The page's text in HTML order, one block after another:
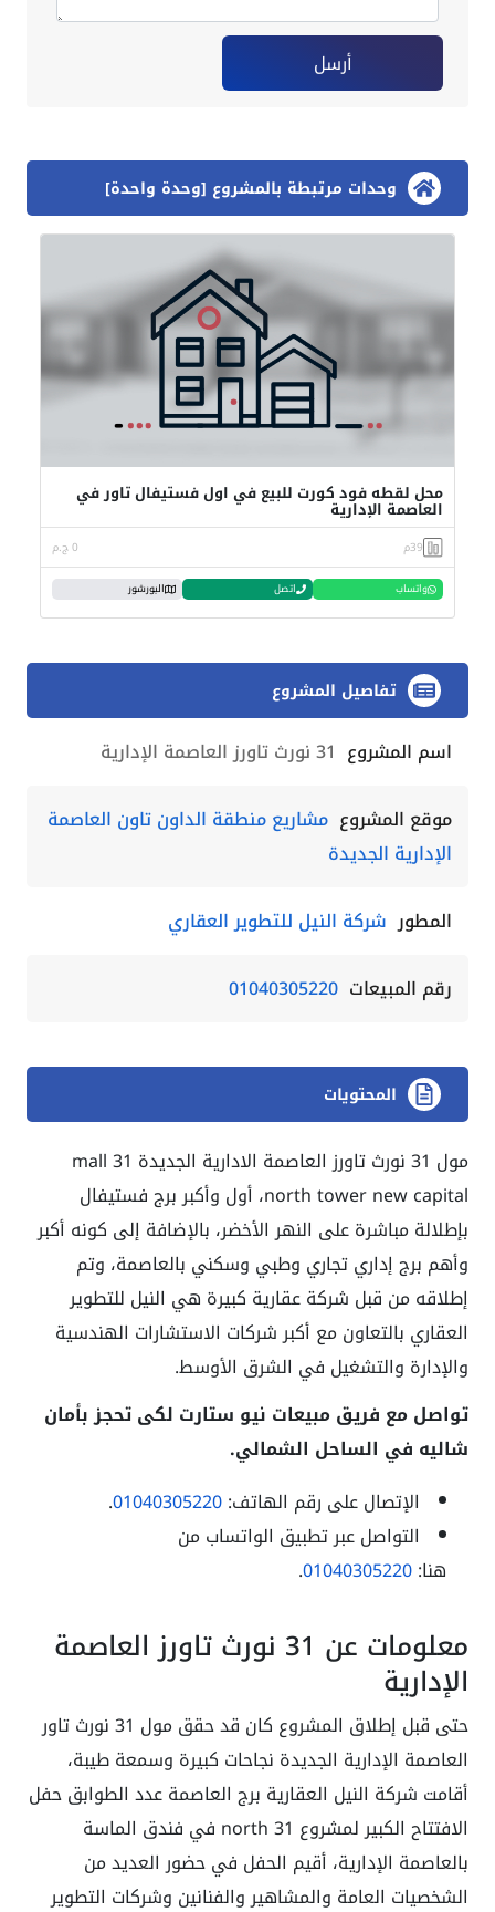
أرسل
وحدات مرتبطة بالمشروع [وحدة واحدة]
محل لقطه فود كورت للبيع في اول فستيفال تاور في
العاصمة الإدارية
39م 0 ج.م
واتساب اتصل البورشور
تفاصيل المشروع
اسم المشروع 31 نورث تاورز العاصمة الإدارية
موقع المشروع مشاريع منطقة الداون تاون العاصمة
الإدارية الجديدة
المطور شركة النيل للتطوير العقاري
رقم المبيعات 01040305220
المحتويات
مول 31 نورث تاورز العاصمة الادارية الجديدة mall 31
north tower new capital، أول وأكبر برج فستيفال
بإطلالة مباشرة على النهر الأخضر، بالإضافة إلى كونه أكبر
وأهم برج إداري تجاري وطبي وسكني بالعاصمة، وتم
إطلاقه من قبل شركة عقارية كبيرة هي النيل للتطوير
العقاري بالتعاون مع أكبر شركات الاستشارات الهندسية
والإدارة والتشغيل في الشرق الأوسط.
تواصل مع فريق مبيعات نيو ستارت لكى تحجز بأمان
شاليه في الساحل الشمالي.
الإتصال على رقم الهاتف:01040305220
.
التواصل عبر تطبيق الواتساب من
هنا:01040305220
.
معلومات عن 31 نورث تاورز العاصمة
الإدارية
حتى قبل إطلاق المشروع كان قد حقق مول 31 نورث تاور
العاصمة الإدارية الجديدة نجاحات كبيرة وسمعة طيبة،
أقامت شركة النيل العقارية برج العاصمة عدد الطوابقحفل
الافتتاح الكبير لمشروع 31 north في فندق الماسة
بالعاصمة الإدارية، أقيم الحفل في حضور العديد من
الشخصيات العامة والمشاهير والفنانين وشركات التطوير